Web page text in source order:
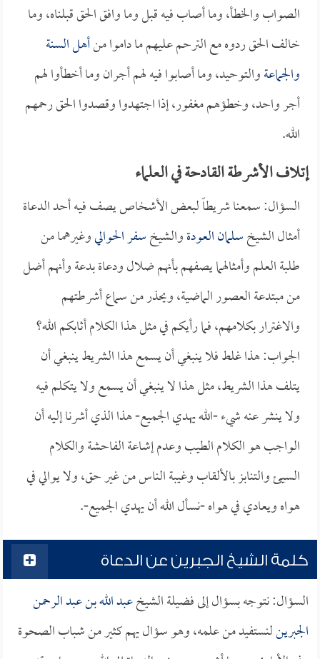
الصواب والخطأ، وما أصاب فيه قبل وما وافق الحق قبلناه، وما
خالف الحق ردوه مع الترحم عليهم ما داموا منأهل السنة
والجماعةوالتوحيد، وما أصابوا فيه لهم أجران وما أخطأوا لهم
أجر واحد، وخطؤهم مغفور، إذا اجتهدوا وقصدوا الحق رحمهم
الله.
إتلاف الأشرطة القادحة في العلماء
السؤال: سمعنا شريطاً لبعض الأشخاص يصف فيه أحد الدعاة
أمثال الشيخسلمان العودةوالشيخسفر الحواليوغيرهما من
طلبة العلم وأمثالهما يصفهم بأنهم ضلال ودعاة بدعة وأنهم أضل
من مبتدعة العصور الماضية، ويحذر من سماع أشرطتهم
والاغترار بكلامهم، فما رأيكم في مثل هذا الكلام أثابكم الله؟
الجواب: هذا غلط فلا ينبغي أن يسمع هذا الشريط ينبغي أن
يتلف هذا الشريط، مثل هذا لا ينبغي أن يسمع ولا يتكلم فيه
ولا ينشر عنه شيء -الله يهدي الجميع- هذا الذي أشرنا إليه أن
الواجب هو الكلام الطيب وعدم إشاعة الفاحشة والكلام
السيئ والتنابز بالألقاب وغيبة الناس من غير حق، ولا يوالي في
هواه ويعادي في هواه -نسأل الله أن يهدي الجميع-.
كلمة الشيخ الجبرين عن الدعاة
السؤال: نتوجه بسؤال إلى فضيلة الشيخعبد الله بن عبد الرحمن
الجبرينلنستفيد من علمه، وهو سؤال يهم كثير من شباب الصحوة